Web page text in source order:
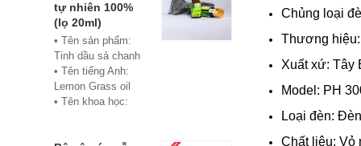
Chủng loại
Thương hiệu:
Xuất xứ: Tây
Model: PH
Loại đèn:
Chất liệu: Vỏ
• Thành phần chiết
xuất: lá
• Phương pháp
chiết xuất: Chưng
cất hơi nước
• Hình thức: Chất
lỏng
tự nhiên 100%
(lọ 20ml)
• Tên sản phẩm:
Tinh dầu sả chanh
• Tên tiếng Anh:
Lemon Grass oil
• Tên khoa học: